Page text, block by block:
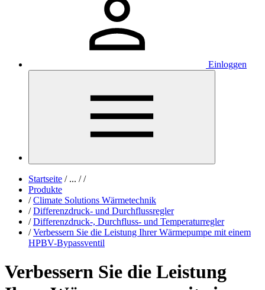
Einloggen
Startseite /... / /
Produkte
/ Climate Solutions Wärmetechnik
/ Differenzdruck- und Durchflussregler
/ Differenzdruck-, Durchfluss- und Temperaturregler
/ Verbessern Sie die Leistung Ihrer Wärmepumpe mit einem
HPBV-Bypassventil
Verbessern Sie die Leistung